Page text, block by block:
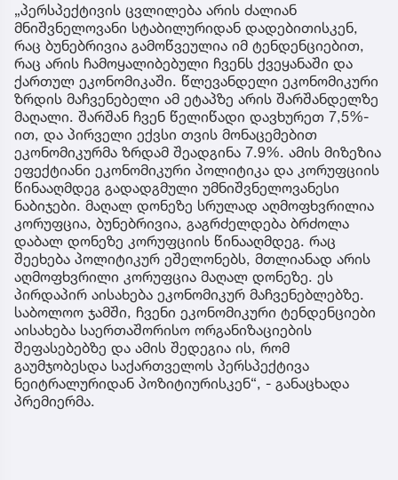
„პერსპექტივის ცვლილება არის ძალიან
მნიშვნელოვანი სტაბილურიდან დადებითისკენ,
რაც ბუნებრივია გამოწვეულია იმ ტენდენციებით,
რაც არის ჩამოყალიბებული ჩვენს ქვეყანაში და
ქართულ ეკონომიკაში. წლევანდელი ეკონომიკური
ზრდის მაჩვენებელი ამ ეტაპზე არის შარშანდელზე
მაღალი. შარშან ჩვენ წელიწადი დავხურეთ 7,5%-
ით, და პირველი ექვსი თვის მონაცემებით
ეკონომიკურმა ზრდამ შეადგინა 7.9%. ამის მიზეზია
ეფექტიანი ეკონომიკური პოლიტიკა და კორუფციის
წინააღმდეგ გადადგმული უმნიშვნელოვანესი
ნაბიჯები. მაღალ დონეზე სრულად აღმოფხვრილია
კორუფცია, ბუნებრივია, გაგრძელდება ბრძოლა
დაბალ დონეზე კორუფციის წინააღმდეგ. რაც
შეეხება პოლიტიკურ ეშელონებს, მთლიანად არის
აღმოფხვრილი კორუფცია მაღალ დონეზე. ეს
პირდაპირ აისახება ეკონომიკურ მაჩვენებლებზე.
საბოლოო ჯამში, ჩვენი ეკონომიკური ტენდენციები
აისახება საერთაშორისო ორგანიზაციების
შეფასებებზე და ამის შედეგია ის, რომ
გაუმჯობესდა საქართველოს პერსპექტივა
ნეიტრალურიდან პოზიტიურისკენ“, - განაცხადა
პრემიერმა.